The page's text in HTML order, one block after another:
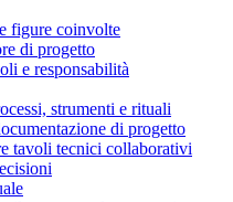
figure coinvolte
di progetto
e responsabilità
strumenti e rituali
di progetto
tavoli tecnici collaborativi